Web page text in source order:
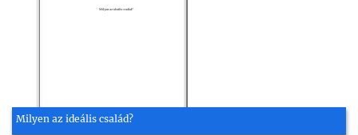
Milyen az ideális család?